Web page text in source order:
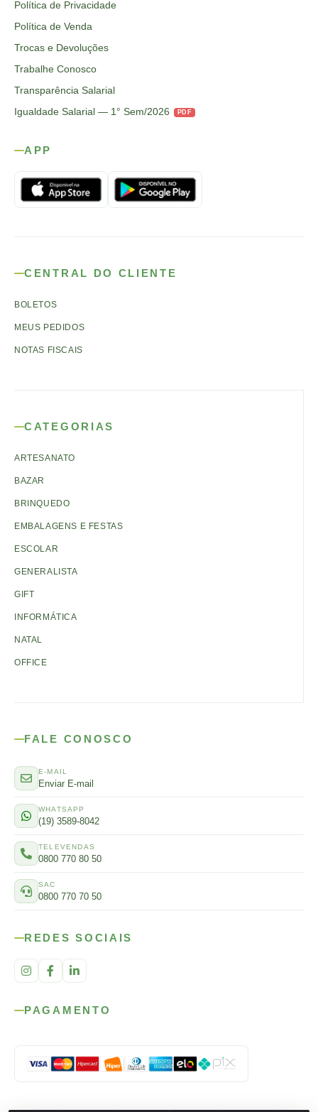
Política de Privacidade
Política de Venda
Trocas e Devoluções
Trabalhe Conosco
Transparência Salarial
Igualdade Salarial — 1° Sem/2026
PDF
APP
CENTRAL DO CLIENTE
BOLETOS
MEUS PEDIDOS
NOTAS FISCAIS
CATEGORIAS
ARTESANATO
BAZAR
BRINQUEDO
EMBALAGENS E FESTAS
ESCOLAR
GENERALISTA
GIFT
INFORMÁTICA
NATAL
OFFICE
FALE CONOSCO
E-MAIL
Enviar E-mail
WHATSAPP
(19) 3589-8042
TELEVENDAS
0800 770 80 50
SAC
0800 770 70 50
REDES SOCIAIS
PAGAMENTO